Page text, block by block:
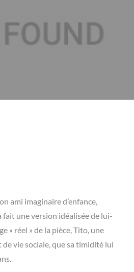
ami imaginaire d’enfance,
fait une version idéalisée de lui-
« réel » de la pièce, Tito, une
vie sociale, que sa timidité lui